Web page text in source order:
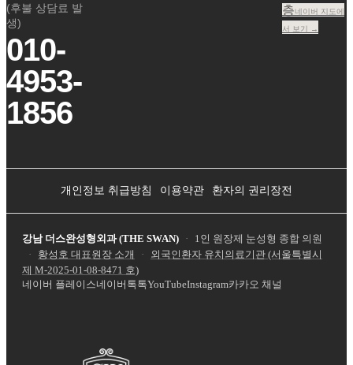
(후불 상담료 발
생)
010-
4953-
1856
층네이버 지도에
서 보기 →
개인정보 취급방침 이용약관 환자의 권리장전
강남 더스완성형외과 (THE SWAN) ·
1인 원장제 눈성형 종합 의원
·
황성호 대표원장 소개 ·
외국인환자 유치의료기관 (서울특별시
제 M-2025-01-08-8471 호)
네이버 플레이스네이버톡톡YouTubeInstagram카카오 채널